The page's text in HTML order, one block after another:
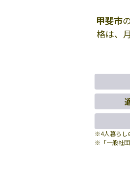
甲斐市
格は、
※4人暮らし
※「一般社団